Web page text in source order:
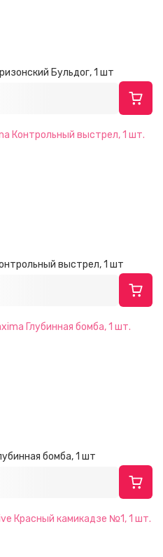
Бульдог, 1 шт
выстрел, 1 шт
бомба, 1 шт